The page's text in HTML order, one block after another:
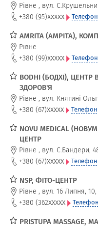
Рівне , вул.
+380 (95)xxxxx
AMRITA (АМРІТА),
Рівне
+380 (99)xxxxx
BODHI (БОДХІ),
ЗДОРОВ'Я
Рівне , вул. Княгині
+380 (67)xxxxx
NOVU MEDICAL
ЦЕНТР
Рівне , вул. С.Бандери,
+380 (67)xxxxx
NSP, ФІТО-ЦЕНТР
Рівне , вул. 16 Липня, 10,
+380 (362xxxxx
PRISTUPA MASSAGE,